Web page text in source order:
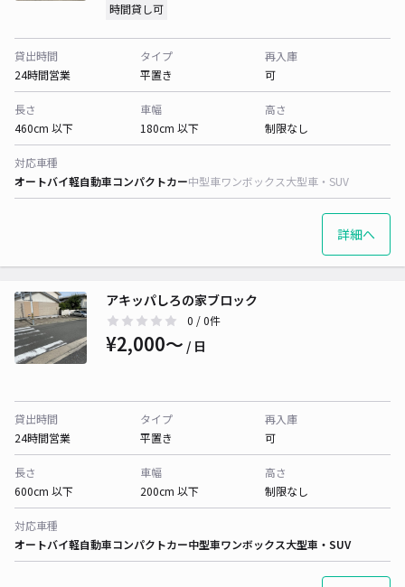
時間貸し可
貸出時間
24時間営業
タイプ
平置き
再入庫
可
長さ
460cm 以下
車幅
180cm 以下
高さ
制限なし
対応車種
オートバイ軽自動車コンパクトカー中型車ワンボックス大型車・SUV
詳細へ
アキッパしろの家ブロック
0 / 0件
¥2,000〜 / 日
貸出時間
24時間営業
タイプ
平置き
再入庫
可
長さ
600cm 以下
車幅
200cm 以下
高さ
制限なし
対応車種
オートバイ軽自動車コンパクトカー中型車ワンボックス大型車・SUV